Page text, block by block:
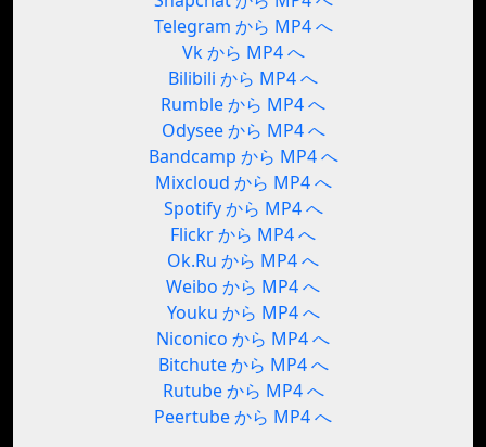
Telegram から MP4 へ
Vk から MP4 へ
Bilibili から MP4 へ
Rumble から MP4 へ
Odysee から MP4 へ
Bandcamp から MP4 へ
Mixcloud から MP4 へ
Spotify から MP4 へ
Flickr から MP4 へ
Ok.Ru から MP4 へ
Weibo から MP4 へ
Youku から MP4 へ
Niconico から MP4 へ
Bitchute から MP4 へ
Rutube から MP4 へ
Peertube から MP4 へ